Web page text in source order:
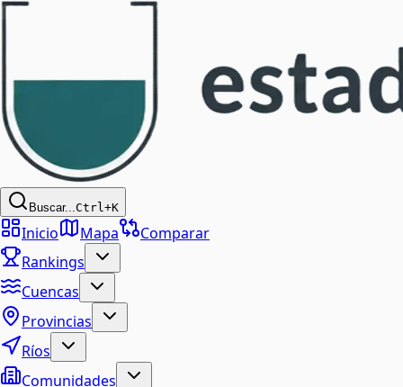
Buscar...Ctrl+K
Inicio Mapa
Comparar
Rankings
Cuencas
Provincias
Ríos
Comunidades